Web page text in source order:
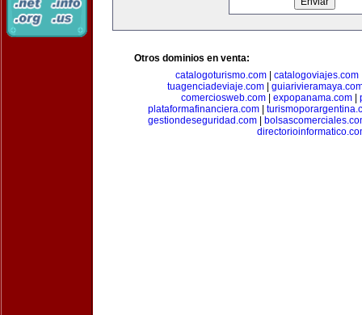
Otros dominios en venta:
catalogoturismo.com
catalogoviajes.com
tuagenciadeviaje.com|
comerciosweb.com
expopanama.com
plataformafinanciera.com
gestiondeseguridad.com